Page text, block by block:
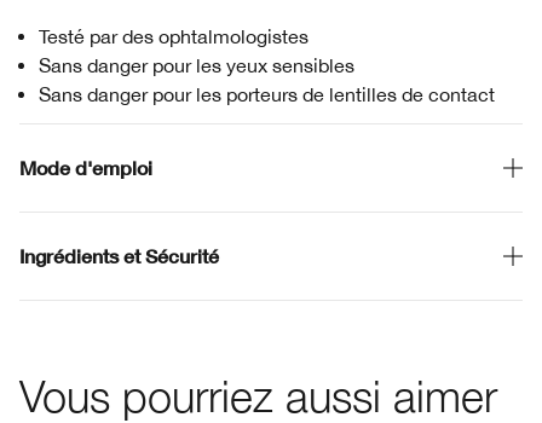
Testé par des ophtalmologistes
Sans danger pour les yeux sensibles
Sans danger pour les porteurs de lentilles de contact
Mode d'emploi
Ingrédients et Sécurité
Vous pourriez aussi aimer